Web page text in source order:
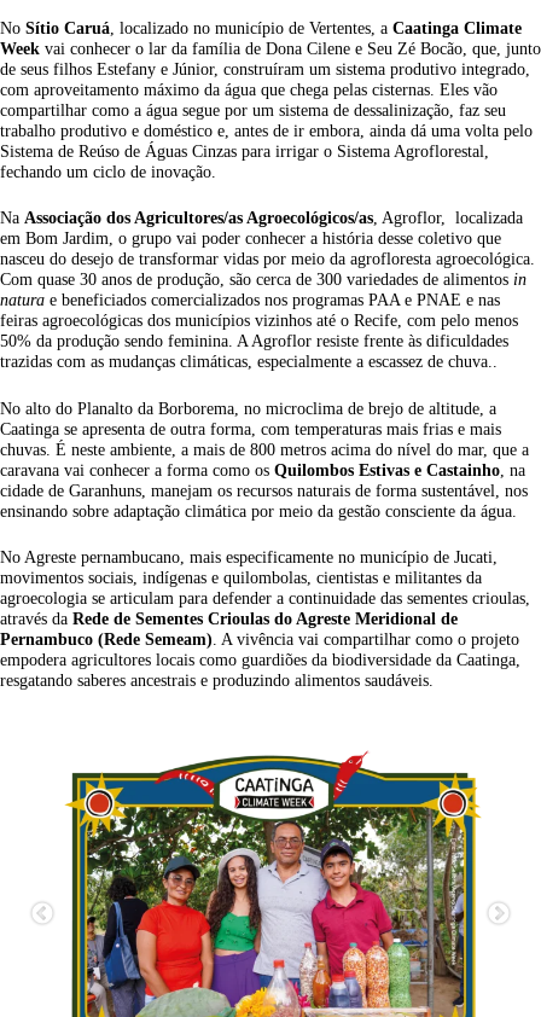
No Sítio Caruá localizado no município de Vertentes, a Caatinga Climate
Week vai conhecer o lar da família de Dona Cilene e Seu Zé Bocão, que, junto
de seus filhos Estefany e Júnior, construíram um sistema produtivo integrado,
com aproveitamento máximo da água que chega pelas cisternas. Eles vão
compartilhar como a água segue por um sistema de dessalinização, faz seu
trabalho produtivo e doméstico e, antes de ir embora, ainda dá uma volta pelo
Sistema de Reúso de Águas Cinzas para irrigar o Sistema Agroflorestal,
fechando um ciclo de inovação.
Na Associação dos Agricultores/as Agroecológicos/as, Agroflor, localizada
em Bom Jardim, o grupo vai poder conhecer a história desse coletivo que
nasceu do desejo de transformar vidas por meio da agrofloresta agroecológica.
Com quase 30 anos de produção, são cerca de 300 variedades de alimentos in
natura e beneficiados comercializados nos programas PAA e PNAE e nas
feiras agroecológicas dos municípios vizinhos até o Recife, com pelo menos
50% da produção sendo feminina. A Agroflor resiste frente às dificuldades
trazidas com as mudanças climáticas, especialmente a escassez de chuva..
No alto do Planalto da Borborema, no microclima de brejo de altitude, a
Caatinga se apresenta de outra forma, com temperaturas mais frias e mais
chuvas. É neste ambiente, a mais de 800 metros acima do nível do mar, que a
caravana vai conhecer a forma como os Quilombos Estivas e Castainho , na
cidade de Garanhuns, manejam os recursos naturais de forma sustentável, nos
ensinando sobre adaptação climática por meio da gestão consciente da água.
No Agreste pernambucano, mais especificamente no município de Jucati,
movimentos sociais, indígenas e quilombolas, cientistas e militantes da
agroecologia se articulam para defender a continuidade das sementes crioulas,
através da Rede de Sementes Crioulas do Agreste Meridional de
Pernambuco (Rede Semeam) . A vivência vai compartilhar como o projeto
empodera agricultores locais como guardiões da biodiversidade da Caatinga,
resgatando saberes ancestrais e produzindo alimentos saudáveis.